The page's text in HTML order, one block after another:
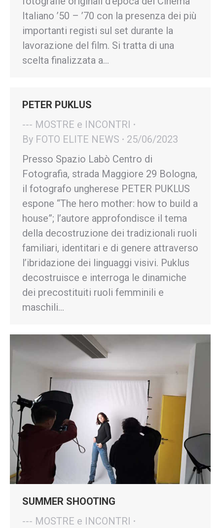
Italiano ’50 – ’70 con la presenza dei più
importanti registi sul set durante la
lavorazione del film. Si tratta di una
scelta finalizzata a…
PETER PUKLUS
--- MOSTRE e INCONTRI
By FOTO ELITE NEWS
25/06/2023
Presso Spazio Labò Centro di
Fotografia, strada Maggiore 29 Bologna,
il fotografo ungherese PETER PUKLUS
espone “The hero mother: how to build a
house”; l’autore approfondisce il tema
della decostruzione dei tradizionali ruoli
familiari, identitari e di genere attraverso
l’ibridazione dei linguaggi visivi. Puklus
decostruisce e interroga le dinamiche
dei precostituiti ruoli femminili e
maschili…
SUMMER SHOOTING
--- MOSTRE e INCONTRI